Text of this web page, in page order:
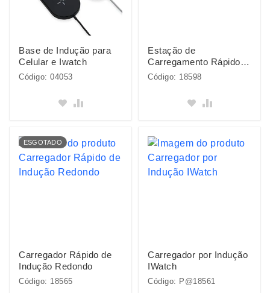
Base de Indução para
Celular e Iwatch
Código: 04053
Estação de
Carregamento Rápido 3
em 1
Código: 18598
ESGOTADO
Carregador Rápido de
Indução Redondo
Código: 18565
Carregador por Indução
IWatch
Código: P@18561